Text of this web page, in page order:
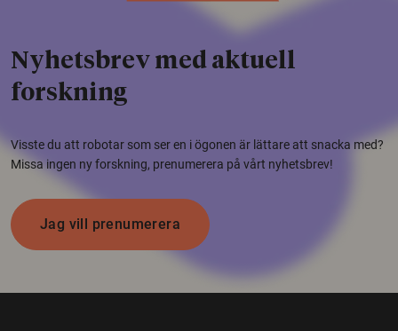
Nyhetsbrev med aktuell
forskning
Visste du att robotar som ser en i ögonen är lättare att snacka med?
Missa ingen ny forskning, prenumerera på vårt nyhetsbrev!
Jag vill prenumerera